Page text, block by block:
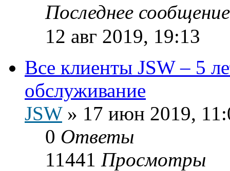
Последнее
12 авг 2019, 19:13
Все клиенты JSW – 5
обслуживание
JSW» 17 июн 2019,
0 Ответы
11441 Просмотры